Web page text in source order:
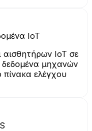
IoT
αισθητήρων IoT σε
μηχανών
ελέγχου